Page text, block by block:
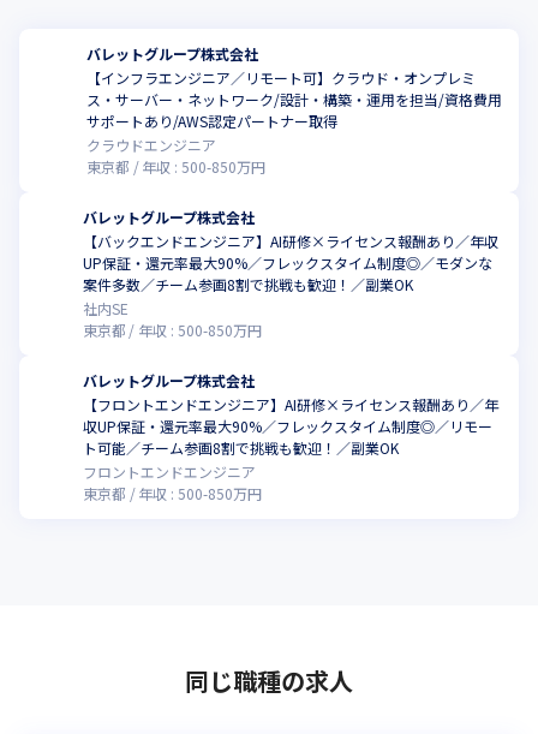
バレットグループ株式会社
【インフラエンジニア／リモート可】クラウド・オンプレミ
ス・サーバー・ネットワーク/設計・構築・運用を担当/資格費用
サポートあり/AWS認定パートナー取得
クラウドエンジニア
東京都
年収 :500-850万円
バレットグループ株式会社
【バックエンドエンジニア】AI研修×ライセンス報酬あり／年収
UP保証・還元率最大90%／フレックスタイム制度◎／モダンな
案件多数／チーム参画8割で挑戦も歓迎！／副業OK
社内SE
東京都
年収 : 500-850万円
バレットグループ株式会社
【フロントエンドエンジニア】AI研修×ライセンス報酬あり／年
収UP保証・還元率最大90%／フレックスタイム制度◎／リモー
ト可能／チーム参画8割で挑戦も歓迎！／副業OK
フロントエンドエンジニア
東京都
年収 :500-850万円
同じ職種の求人